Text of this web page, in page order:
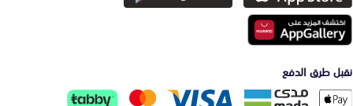
نقبل طرق الدفع